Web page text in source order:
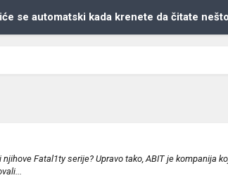
se automatski kada krenete da čitate
Fatal1ty serije? Upravo tako, ABIT je